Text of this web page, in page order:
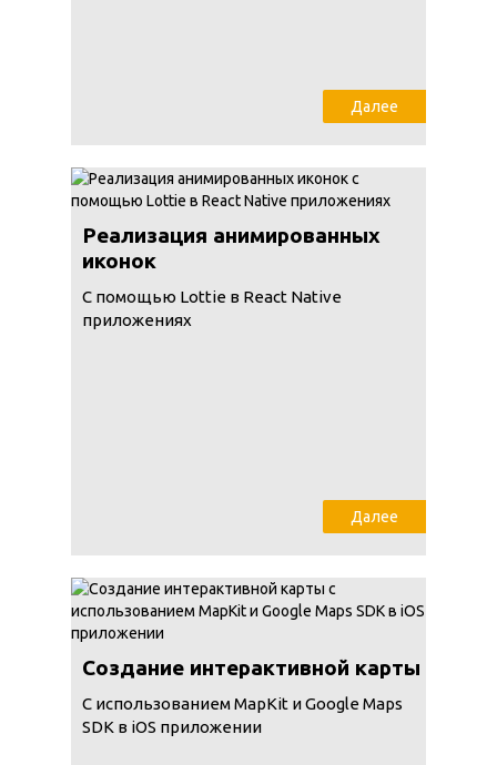
Далее
Реализация анимированных
иконок
С помощью Lottie в React Native
приложениях
Далее
Создание интерактивной карты
С использованием MapKit и Google Maps
SDK в iOS приложении